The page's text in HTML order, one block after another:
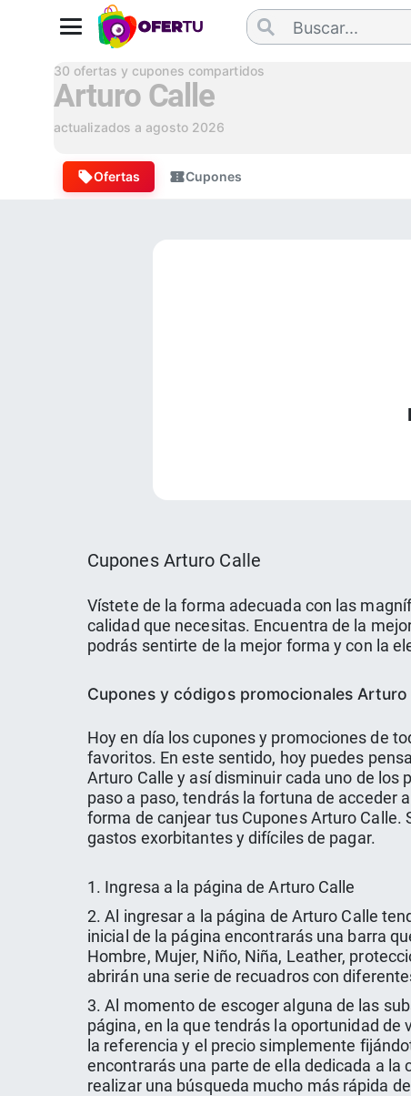
30 ofertas y cupones compartidos
Arturo Calle
actualizados a agosto 2026
Ofertas Cupones
Cupones Arturo Calle
Vístete de la forma adecuada con las
calidad que necesitas. Encuentra de la
podrás sentirte de la mejor forma y con la
Cupones y códigos promocionales Arturo
Hoy en día los cupones y promociones de
favoritos. En este sentido, hoy puedes
Arturo Calle y así disminuir cada uno de
paso a paso, tendrás la fortuna de acceder
forma de canjear tus Cupones Arturo
gastos exorbitantes y difíciles de pagar.
1. Ingresa a la página de Arturo Calle
2. Al ingresar a la página de Arturo Calle
inicial de la página encontrarás una barra
Hombre, Mujer, Niño, Niña, Leather,
abrirán una serie de recuadros con
3. Al momento de escoger alguna de las
página, en la que tendrás la oportunidad
la referencia y el precio simplemente
encontrarás una parte de ella dedicada a
realizar una búsqueda mucho más rápida